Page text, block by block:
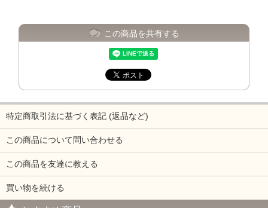
この商品を共有する
特定商取引法に基づく表記 (返品など)
この商品について問い合わせる
この商品を友達に教える
買い物を続ける